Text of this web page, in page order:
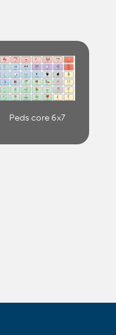
Peds core 6x7